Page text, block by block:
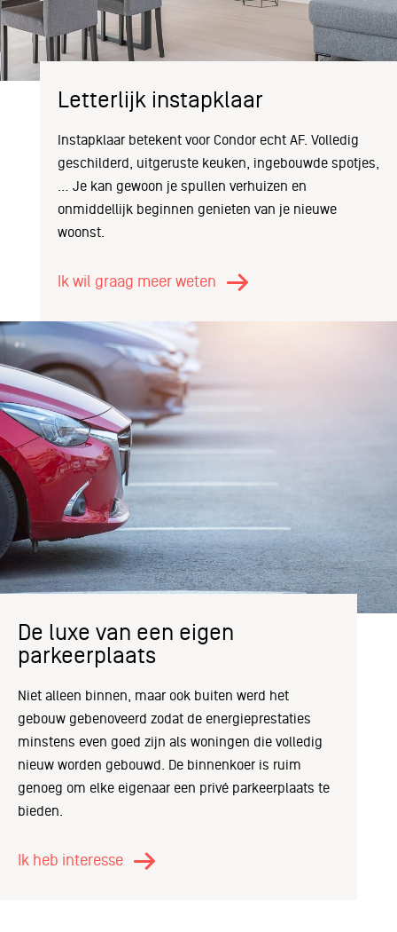
Letterlijk instapklaar
Instapklaar betekent voor Condor echt AF. Volledig
geschilderd, uitgeruste keuken, ingebouwde spotjes,
… Je kan gewoon je spullen verhuizen en
onmiddellijk beginnen genieten van je nieuwe
woonst.
Ik wil graag meer weten
De luxe van een eigen
parkeerplaats
Niet alleen binnen, maar ook buiten werd het
gebouw gebenoveerd zodat de energieprestaties
minstens even goed zijn als woningen die volledig
nieuw worden gebouwd. De binnenkoer is ruim
genoeg om elke eigenaar een privé parkeerplaats te
bieden.
Ik heb interesse